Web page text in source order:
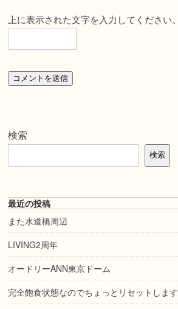
上に表示された文字を入力してください。
検索
検索
最近の投稿
また水道橋周辺
LIVING2周年
オードリーANN東京ドーム
完全飽食状態なのでちょっとリセットします